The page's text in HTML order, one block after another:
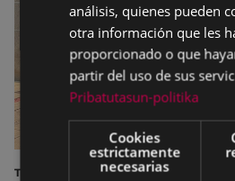
TURISMO
análisis, quienes pueden
otra información que les
proporcionado o que
partir del uso de sus
Pribatutasun-politika
Cookies
estrictamente
necesarias